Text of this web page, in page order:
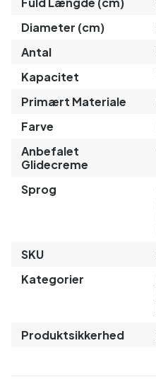
Diameter (cm)
Antal
Kapacitet
Primært Materiale
Farve
Anbefalet
Glidecreme
Sprog
SKU
Kategorier
Produktsikkerhed